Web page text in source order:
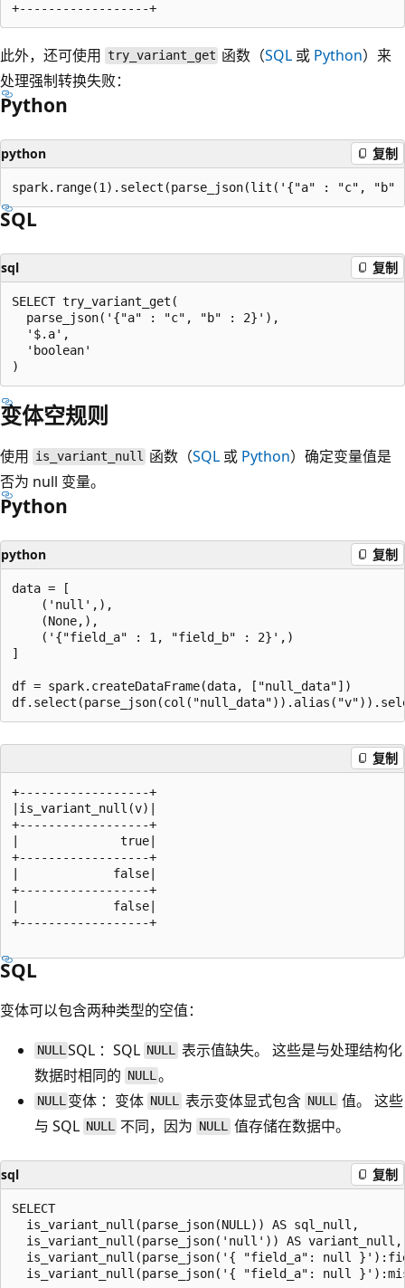
此外，还可使用 try_variant_get 函数（SQL 或 Python）来
处理强制转换失败：
Python
python 复制
SQL
sql 复制
SELECT try_variant_get(
  parse_json('{"a" : "c", "b" : 2}'),
  '$.a',
  'boolean'
变体空规则
使用 is_variant_null 函数（SQL 或 Python）确定变量值是
否为 null 变量。
Python
python 复制
data = [
    ('null',),
    (None,),
    ('{"field_a" : 1, "field_b" : 2}',)
]
df = spark.createDataFrame(data, ["null_data"])
复制
+------------------+
|is_variant_null(v)|
+------------------+
|              true|
+------------------+
|             false|
+------------------+
|             false|
+------------------+
SQL
变体可以包含两种类型的空值：
NULLSQL ：SQL NULL表示值缺失。 这些是与处理结构化
数据时相同的 NULL。
NULL 变体 ：变体 NULL表示变体显式包含 NULL 值。 这些
与 SQL NULL 不同，因为 NULL值存储在数据中。
sql 复制
SELECT
  is_variant_null(parse_json(NULL)) AS sql_null,
  is_variant_null(parse_json('null')) AS variant_null,
is_variant_null(parse_json('{ "field_a": null